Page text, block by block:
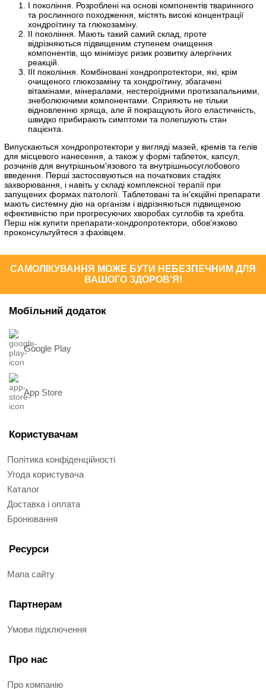
I покоління. Розроблені на основі компонентів тваринного
та рослинного походження, містять високі концентрації
хондроїтину та глюкозаміну.
ІІ покоління. Мають такий самий склад, проте
відрізняються підвищеним ступенем очищення
компонентів, що мінімізує ризик розвитку алергічних
реакцій.
ІІІ покоління. Комбіновані хондропротектори, які, крім
очищеного глюкозаміну та хондроїтину, збагачені
вітамінами, мінералами, нестероїдними протизапальними,
знеболюючими компонентами. Сприяють не тільки
відновленню хряща, але й покращують його еластичність,
швидко прибирають симптоми та полегшують стан
пацієнта.
Випускаються хондропротектори у вигляді мазей, кремів та гелів
для місцевого нанесення, а також у формі таблеток, капсул,
розчинів для внутрішньом'язового та внутрішньосуглобового
введення. Перші застосовуються на початкових стадіях
захворювання, і навіть у складі комплексної терапії при
запущених формах патології. Таблетовані та ін'єкційні препарати
мають системну дію на організм і відрізняються підвищеною
ефективністю при прогресуючих хворобах суглобів та хребта.
Перш ніж купити препарати-хондропротектори, обов'язково
проконсультуйтеся з фахівцем.
САМОЛІКУВАННЯ МОЖЕ БУТИ НЕБЕЗПЕЧНИМ ДЛЯ
ВАШОГО ЗДОРОВ'Я!
Мобільний додаток
Google Play
App Store
Користувачам
Політика конфіденційності
Угода користувача
Каталог
Доставка і оплата
Бронювання
Ресурси
Мапа сайту
Партнерам
Умови підключення
Про нас
Про компанію